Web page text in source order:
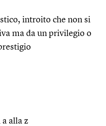
introito che non si
ma da un privilegio o
alla z